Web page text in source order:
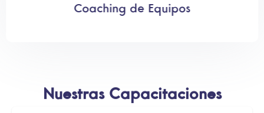
Coaching de Equipos
Nuestras Capacitaciones